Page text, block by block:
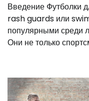
Введение Футболки
rash guards или
популярными среди
Они не только